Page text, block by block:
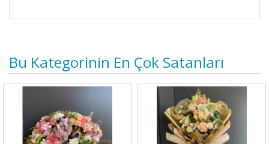
Bu Kategorinin En Çok Satanları